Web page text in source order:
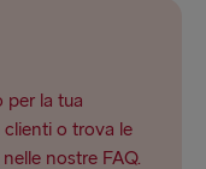
per la tua
clienti o trova le
nostre FAQ.